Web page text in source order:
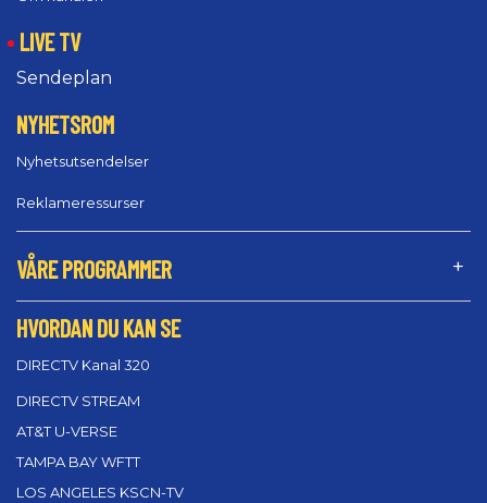
LIVE TV
Sendeplan
NYHETSROM
Nyhetsutsendelser
Reklameressurser
VÅRE PROGRAMMER
HVORDAN DU KAN SE
DIRECTV Kanal 320
DIRECTV STREAM
AT&T U-VERSE
TAMPA BAY WFTT
LOS ANGELES KSCN-TV